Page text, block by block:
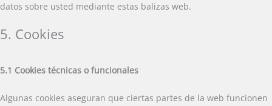
datos sobre usted mediante estas balizas web.
5. Cookies
5.1 Cookies técnicas o funcionales
Algunas cookies aseguran que ciertas partes de la web funcionen